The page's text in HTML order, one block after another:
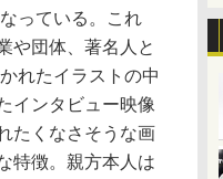
っている。これ
や団体、著名人と
れたイラストの中
インタビュー映像
たくなさそうな画
特徴。親方本人は